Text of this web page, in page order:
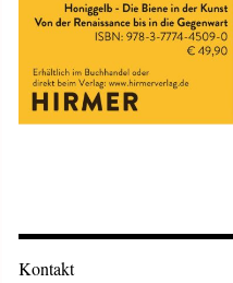
Kontakt